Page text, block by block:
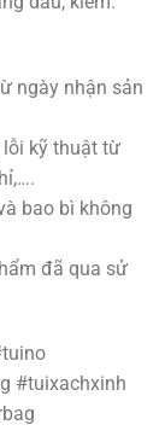
ngày nhận sản
kỹ thuật từ
bao bì không
đã qua sử
#tuixachxinh